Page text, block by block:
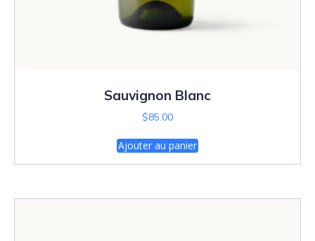
Sauvignon Blanc
$85.00
Ajouter au panier